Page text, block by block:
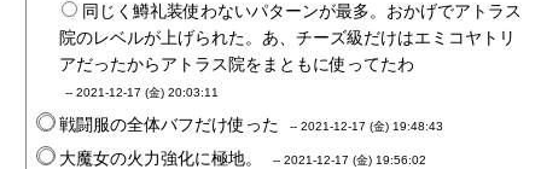
同じく鱒礼装使わないパターンが最多。おかげでアトラス
院のレベルが上げられた。あ、チーズ級だけはエミコヤトリ
アだったからアトラス院をまともに使ってたわ
-- 2021-12-17 (金) 20:03:11
戦闘服の全体バフだけ使った -- 2021-12-17 (金) 19:48:43
大魔女の火力強化に極地。 -- 2021-12-17 (金) 19:56:02